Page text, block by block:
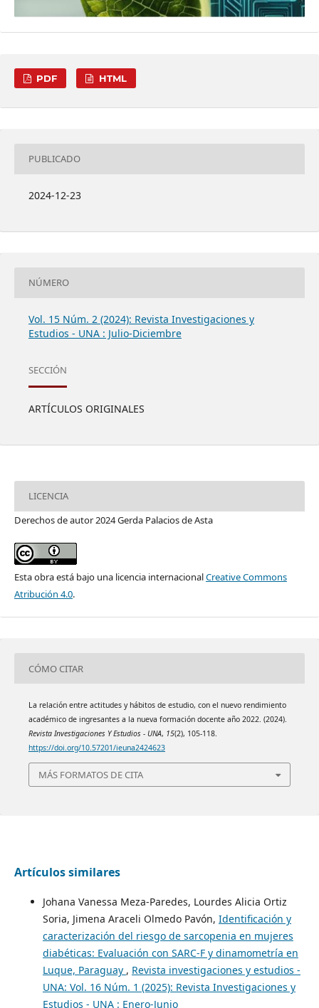
PDF HTML
PUBLICADO
2024-12-23
NÚMERO
Vol. 15 Núm. 2 (2024): Revista Investigaciones y
Estudios - UNA : Julio-Diciembre
SECCIÓN
ARTÍCULOS ORIGINALES
LICENCIA
Derechos de autor 2024 Gerda Palacios de Asta
Esta obra está bajo una licencia internacionalCreative Commons
Atribución 4.0.
CÓMO CITAR
La relación entre actitudes y hábitos de estudio, con el nuevo rendimiento
académico de ingresantes a la nueva formación docente año 2022. (2024).
Revista Investigaciones Y Estudios - UNA, 15(2), 105-118.
https://doi.org/10.57201/ieuna2424623
MÁS FORMATOS DE CITA
Artículos similares
Johana Vanessa Meza-Paredes, Lourdes Alicia Ortiz
Soria, Jimena Araceli Olmedo Pavón, Identificación y
caracterización del riesgo de sarcopenia en mujeres
diabéticas: Evaluación con SARC-F y dinamometría en
Luque, Paraguay , Revista investigaciones y estudios -
UNA: Vol. 16 Núm. 1 (2025): Revista Investigaciones y
Estudios - UNA : Enero-Junio